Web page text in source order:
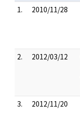
1.
2010/11/28
2.
2012/03/12
3.
2012/11/20